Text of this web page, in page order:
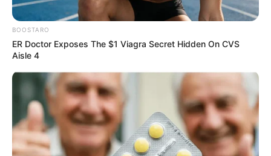
BOOSTARO
ER Doctor Exposes The $1 Viagra Secret Hidden On CVS
Aisle 4